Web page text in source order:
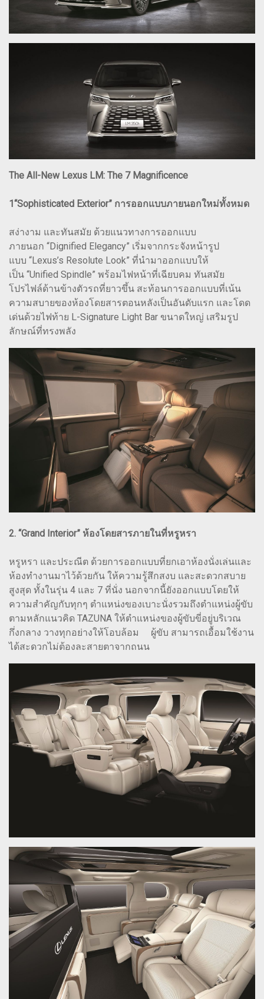
The All-New Lexus LM: The 7 Magnificence
1“Sophisticated Exterior” การออกแบบภายนอกใหม่ทั้งหมด
สง่างาม และทันสมัย ด้วยแนวทางการออกแบบ
ภายนอก “Dignified Elegancy” เริ่มจากกระจังหน้ารูป
แบบ “Lexus’s Resolute Look” ที่นำมาออกแบบให้
เป็น “Unified Spindle” พร้อมไฟหน้าที่เฉียบคม ทันสมัย
โปรไฟล์ด้านข้างตัวรถที่ยาวขึ้น สะท้อนการออกแบบที่เน้น
ความสบายของห้องโดยสารตอนหลังเป็นอันดับแรก และโดด
เด่นด้วยไฟท้าย L-Signature Light Bar ขนาดใหญ่ เสริมรูป
ลักษณ์ที่ทรงพลัง
2. “Grand Interior” ห้องโดยสารภายในที่หรูหรา
หรูหรา และประณีต ด้วยการออกแบบที่ยกเอาห้องนั่งเล่นและ
ห้องทำงานมาไว้ด้วยกัน ให้ความรู้สึกสงบ และสะดวกสบาย
สูงสุด ทั้งในรุ่น 4 และ 7 ที่นั่ง นอกจากนี้ยังออกแบบโดยให้
ความสำคัญกับทุกๆ ตำแหน่งของเบาะนั่งรวมถึงตำแหน่งผู้ขับ
ตามหลักแนวคิด TAZUNA ให้ตำแหน่งของผู้ขับขี่อยู่บริเวณ
กึ่งกลาง วางทุกอย่างให้โอบล้อม ผู้ขับ สามารถเอื้อมใช้งาน
ได้สะดวกไม่ต้องละสายตาจากถนน